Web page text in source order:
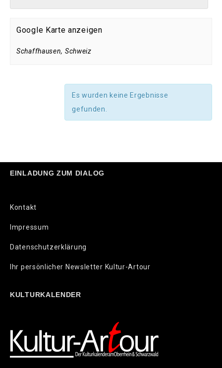
Google Karte anzeigen
Schaffhausen, Schweiz
Es wurden keine Ergebnisse
gefunden.
EINLADUNG ZUM DIALOG
Kontakt
Impressum
Datenschutzerklärung
Ihr persönlicher Newsletter Kultur-Artour
KULTURKALENDER